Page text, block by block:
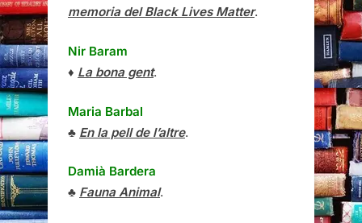
memoria del Black Lives Matter.
Nir Baram
♦ La bona gent.
Maria Barbal
♣ En la pell de l’altre.
Damià Bardera
♣ Fauna Animal.